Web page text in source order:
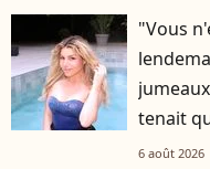
"Vous
tenait
6 août 2026